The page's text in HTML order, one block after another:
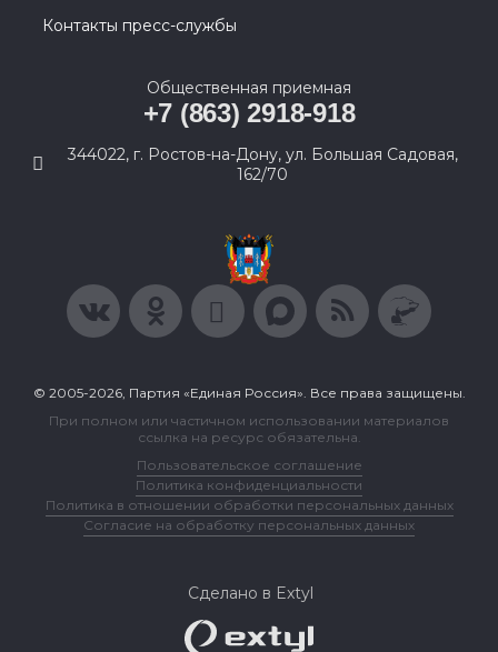
Контакты пресс-службы
Общественная приемная
+7 (863) 2918-918
344022, г. Ростов-на-Дону, ул. Большая Садовая,
162/70
© 2005-2026, Партия «Единая Россия». Все права защищены.
При полном или частичном использовании материалов
ссылка на ресурс обязательна.
Пользовательское соглашение
Политика конфиденциальности
Политика в отношении обработки персональных данных
Согласие на обработку персональных данных
Сделано в Extyl